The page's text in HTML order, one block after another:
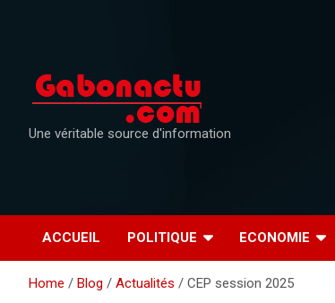
Une véritable source d'information
ACCUEIL POLITIQUE ECONOMIE
Home Blog Actualités CEP session 2025